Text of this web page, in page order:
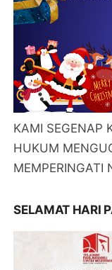
KAMI SEGENAP
HUKUM
MEMPERINGATI
SELAMAT HARI